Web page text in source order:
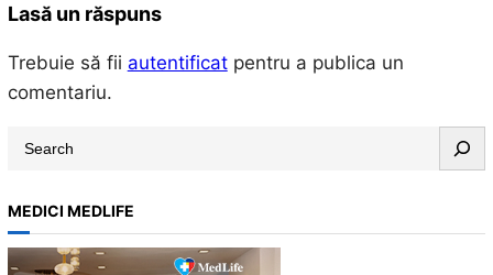
Lasă un răspuns
Trebuie să fii autentificatpentru a publica un
comentariu.
r
c
MEDICI MEDLIFE